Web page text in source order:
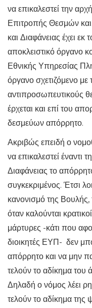
να επικαλεστεί την
Επιτροπής Θεσμών
και Διαφάνειας έχει εκ
αποκλειστικό όργανο
Εθνικής Υπηρεσίας
όργανο σχετιζόμενο με
αντιπροσωπευτικούς
έρχεται και επί του
δεσμεύων απόρρητο.
Ακριβώς επειδή ο
να επικαλεστεί έναντι
Διαφάνειας το
συγκεκριμένος. Έτσι
κανονισμό της Βουλής,
όταν καλούνται
μάρτυρες -κάτι που
διοικητές ΕΥΠ- δεν
απόρρητο και να μην
τελούν το αδίκημα του
Δηλαδή ο νόμος λέει
τελούν το αδίκημα της